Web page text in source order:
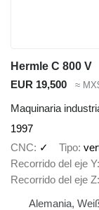
Hermle C 800 V
EUR 19,500
≈
Maquinaria
1997
CNC
✓ Tipo
Recorrido del eje Y
Recorrido del eje Z
Alemania,